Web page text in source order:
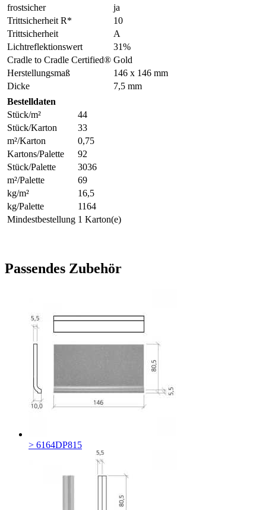
frostsicher
ja
Trittsicherheit R*
10
Trittsicherheit
A
Lichtreflektionswert
31%
Cradle to Cradle Certified® Gold
Herstellungsmaß
146 x 146 mm
Dicke
7,5 mm
Bestelldaten
Stück/m²
44
Stück/Karton
33
m²/Karton
0,75
Kartons/Palette
92
Stück/Palette
3036
m²/Palette
69
kg/m²
16,5
kg/Palette
1164
Mindestbestellung 1 Karton(e)
Passendes Zubehör
> 6164DP815